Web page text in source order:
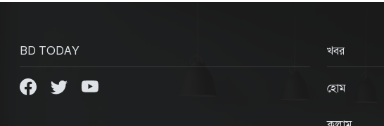
BD TODAY খবর
হোম